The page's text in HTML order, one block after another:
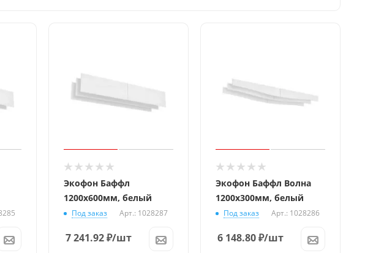
Экофон Баффл
1200x600мм, белый
Под заказ Арт.: 1028287
7 241.92₽/шт
Экофон Баффл Волна
1200x300мм, белый
Под заказ Арт.: 1028286
6 148.80₽/шт